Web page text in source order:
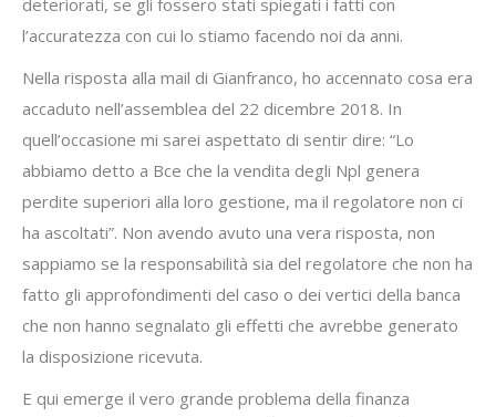
deteriorati, se gli fossero stati spiegati i fatti con
l’accuratezza con cui lo stiamo facendo noi da anni.
Nella risposta alla mail di Gianfranco, ho accennato cosa era
accaduto nell’assemblea del 22 dicembre 2018. In
quell’occasione mi sarei aspettato di sentir dire: “Lo
abbiamo detto a Bce che la vendita degli Npl genera
perdite superiori alla loro gestione, ma il regolatore non ci
ha ascoltati”. Non avendo avuto una vera risposta, non
sappiamo se la responsabilità sia del regolatore che non ha
fatto gli approfondimenti del caso o dei vertici della banca
che non hanno segnalato gli effetti che avrebbe generato
la disposizione ricevuta.
E qui emerge il vero grande problema della finanza